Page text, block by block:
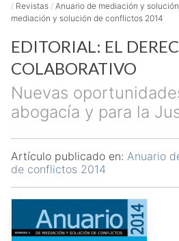
/ Revistas / Anuario de mediación y
mediación y solución de conflictos 2014
EDITORIAL: EL
COLABORATIVO
Nuevas
abogacía y para la
Artículo publicado en: Anuario
de conflictos 2014